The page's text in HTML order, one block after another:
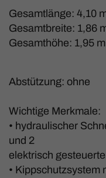
Gesamtlänge: 4,10
Gesamtbreite: 1,86
Gesamthöhe: 1,95 m
Abstützung: ohne
Wichtige Merkmale:
• hydraulischer
und 2
elektrisch
• Kippschutzsystem